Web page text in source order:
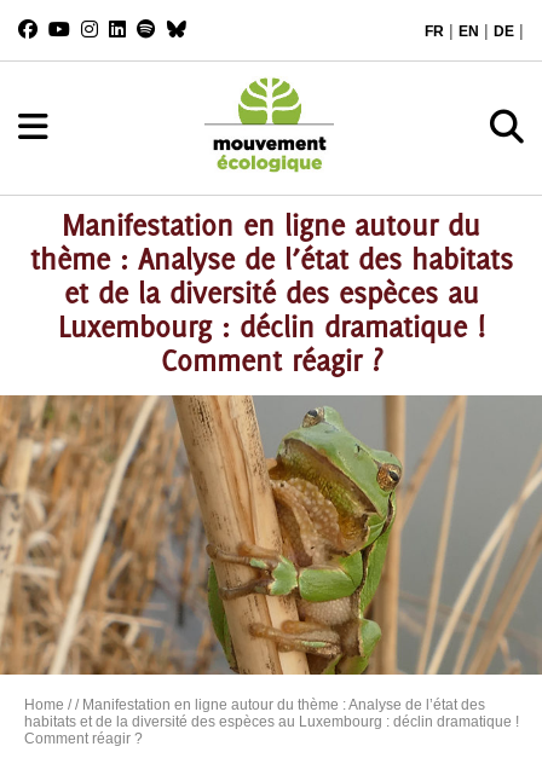
FR | EN | DE |
Manifestation en ligne autour du
thème : Analyse de l’état des habitats
et de la diversité des espèces au
Luxembourg : déclin dramatique !
Comment réagir ?
Home // Manifestation en ligne autour du thème : Analyse de l’état des
habitats et de la diversité des espèces au Luxembourg : déclin dramatique !
Comment réagir ?